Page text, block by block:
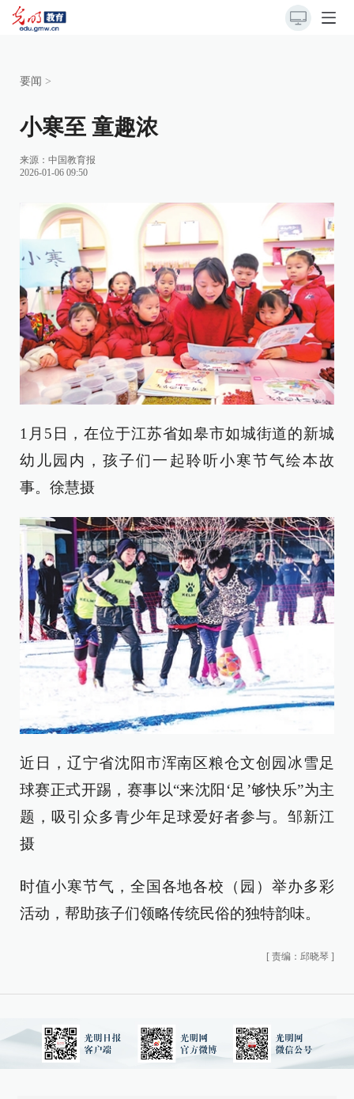
要闻 >
小寒至 童趣浓
来源： 中国教育报
2026-01-06 09:50
1月5日，在位于江苏省如皋市如城街道的新城
幼儿园内，孩子们一起聆听小寒节气绘本故
事。徐慧摄
近日，辽宁省沈阳市浑南区粮仓文创园冰雪足
球赛正式开踢，赛事以“来沈阳‘足’够快乐”为主
题，吸引众多青少年足球爱好者参与。邹新江
摄
时值小寒节气，全国各地各校（园）举办多彩
活动，帮助孩子们领略传统民俗的独特韵味。
[ 责编：邱晓琴 ]